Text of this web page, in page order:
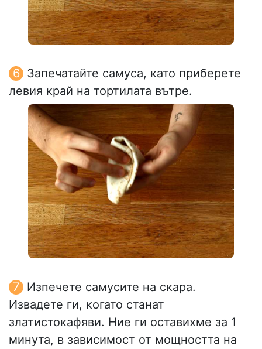
Запечатайте самуса, като приберете
левия край на тортилата вътре.
Изпечете самусите на скара.
Извадете ги, когато станат
златистокафяви. Ние ги оставихме за 1
минута, в зависимост от мощността на